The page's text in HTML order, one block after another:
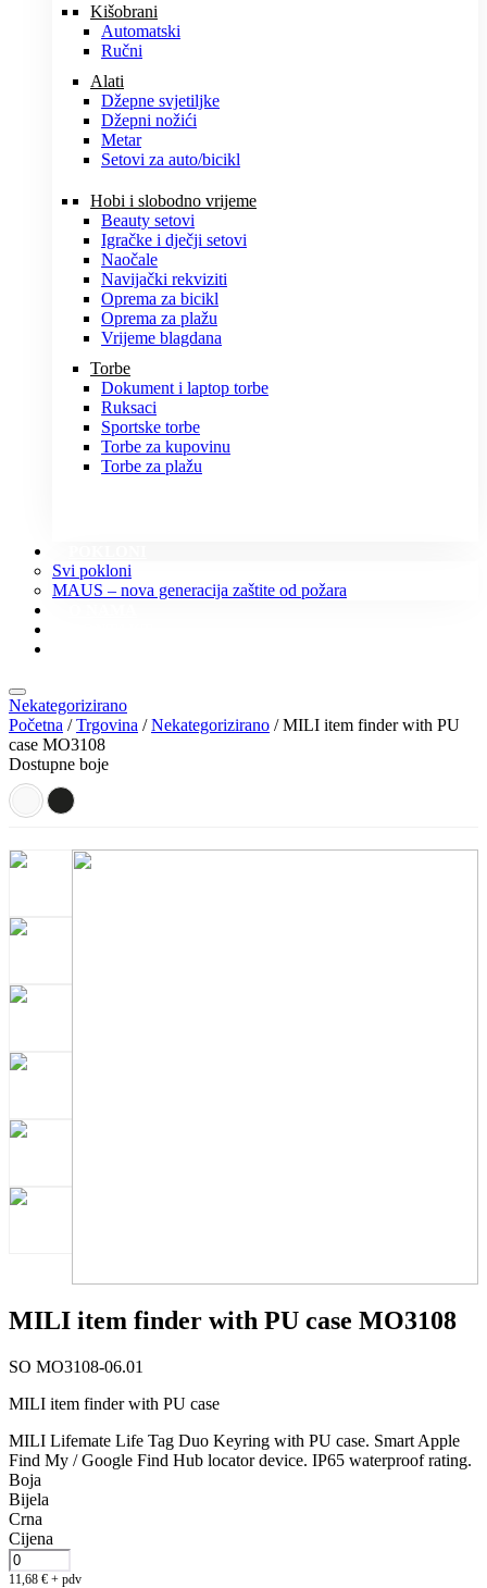
Kišobrani
Automatski
Ručni
Alati
Džepne svjetiljke
Džepni nožići
Metar
Setovi za auto/bicikl
Hobi i slobodno vrijeme
Beauty setovi
Igračke i dječji setovi
Naočale
Navijački rekviziti
Oprema za bicikl
Oprema za plažu
Vrijeme blagdana
Torbe
Dokument i laptop torbe
Ruksaci
Sportske torbe
Torbe za kupovinu
Torbe za plažu
Svi pokloni
MAUS – nova generacija zaštite od požara
Nekategorizirano
Početna /Trgovina /Nekategorizirano / MILI item finder with PU
case MO3108
Dostupne boje
MILI item finder with PU case MO3108
SO MO3108-06.01
MILI item finder with PU case
MILI Lifemate Life Tag Duo Keyring with PU case. Smart Apple
Find My / Google Find Hub locator device. IP65 waterproof rating.
Boja
Bijela
Crna
Cijena
11,68 € + pdv